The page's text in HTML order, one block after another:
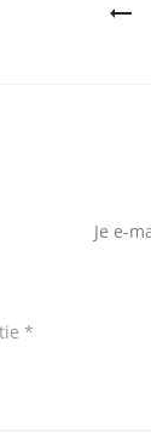
Je e-
*